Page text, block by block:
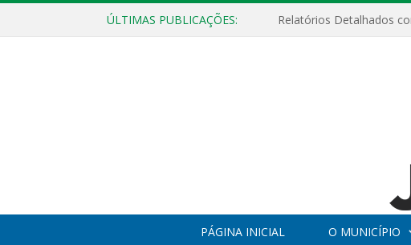
ÚLTIMAS PUBLICAÇÕES:
PÁGINA INICIAL O MUNICÍPIO